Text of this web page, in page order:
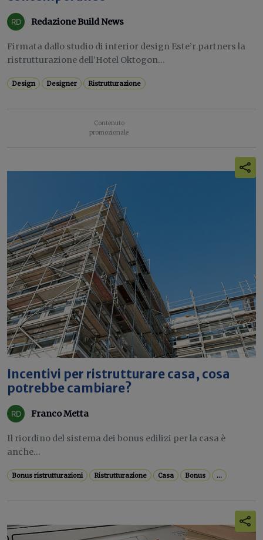
Redazione Build News
Firmata dallo studio di interior design Este’r partners la
ristrutturazione dell’Hotel Oktogon...
Design Designer Ristrutturazione
Incentivi per ristrutturare casa, cosa
potrebbe cambiare?
Franco Metta
Il riordino del sistema dei bonus edilizi per la casa è
anche...
Bonus ristrutturazioni Ristrutturazione Casa Bonus ...